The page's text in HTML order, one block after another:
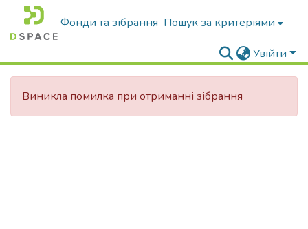
Фонди та зібрання Пошук за критеріями
Увійти
Виникла помилка при отриманні зібрання